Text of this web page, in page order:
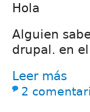
Hola
Alguien
drupal. en
Leer más
2